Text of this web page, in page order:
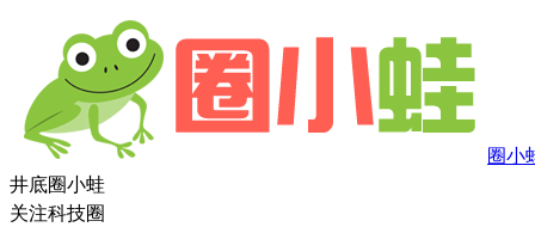
圈小
井底圈小蛙
关注科技圈